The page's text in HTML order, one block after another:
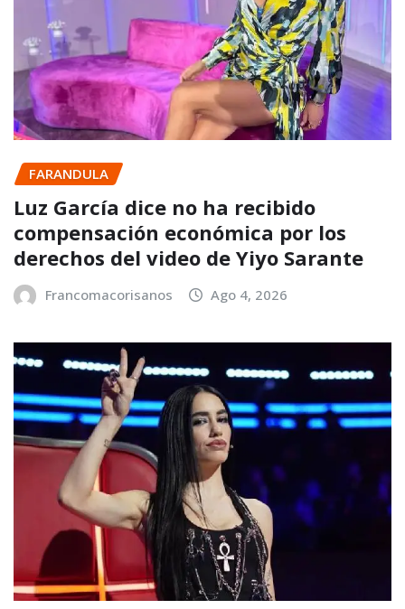
FARANDULA
Luz García dice no ha recibido
compensación económica por los
derechos del video de Yiyo Sarante
Francomacorisanos Ago 4, 2026